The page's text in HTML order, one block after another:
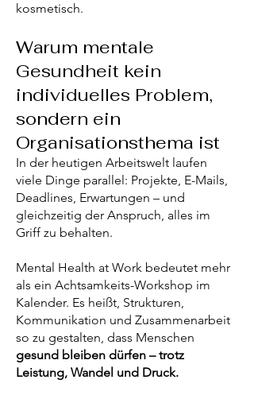
kosmetisch.
Warum mentale
Gesundheit kein
individuelles Problem,
sondern ein
Organisationsthema ist
In der heutigen Arbeitswelt laufen
viele Dinge parallel: Projekte, E-Mails,
Deadlines, Erwartungen – und
gleichzeitig der Anspruch, alles im
Griff zu behalten.
Mental Health at Work bedeutet mehr
als ein Achtsamkeits-Workshop im
Kalender. Es heißt, Strukturen,
Kommunikation und Zusammenarbeit
so zu gestalten, dass Menschen
gesund bleiben dürfen – trotz
Leistung, Wandel und Druck.